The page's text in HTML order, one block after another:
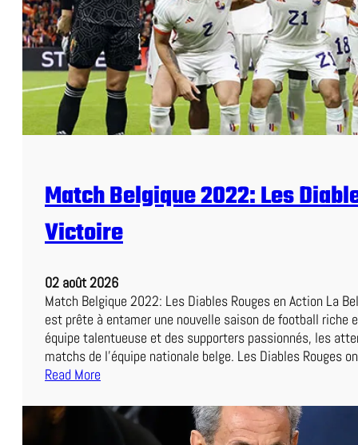
p
é
r
i
e
n
c
o
a
b
l
e
h
P
S
G
d
C
e
i
r
:
U
D
u
e
l
P
a
p
Match Belgique 2022: Les
Victoire
02 août 2026
Match Belgique 2022: Les Diables Rouges en Action La
est prête à entamer une nouvelle saison de football riche
équipe talentueuse et des supporters passionnés, les
matchs de l’équipe nationale belge. Les Diables Rouges
Read More
M